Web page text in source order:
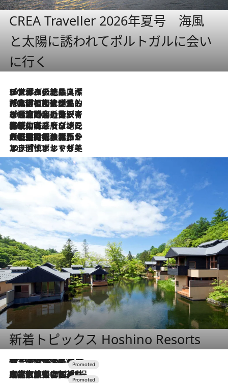
CREA Traveller 2026年夏号 海風
と太陽に誘われてポルトガルに会い
に行く
2026.8.8
リスボンの絶品スイーツ「パステル・デ・ナタ」とは？ポルトガル伝統の奥深い世界へ
2026.7.27
「私の祖国はポルトガル語です」国民的詩人フェルナンド・ペソアと、彼が愛した文学の街を歩く
2026.7.26
ポルトガル近海が育む極上の海の幸。キリリと冷えた白ワインと愉しむ、シーフード専門店の贅沢
2026.7.22
伝統の味をモダンに昇華。高感度な地元客が集う、リスボンの最旬ガストロノミー
2026.7.21
大航海時代の栄華から、震災、独裁、そして革命へ。ポルトガル・首都リスボンの石畳に刻まれた「歴史の光と影」
2026.7.13
エッセイ・ヤマザキマリ「慎ましくも美しき国 ポルトガル」
新着トピックス Hoshino Resorts
2026.8.7
【トンボの足水浴】ヒノキの香りに包まれて涼感マックス！約13℃の湧水かけ流しを避暑地「星野温泉 トンボの湯」で体験
2026.7.31
【ホテル帰省】という選択肢をOMOが提案。家族とほどよい距離を保つには「昼は実家、夜は気兼ねなくホテルで！」